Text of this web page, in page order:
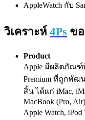
AppleWatch กับ
วิเคราะห์ 4Ps ข
Product
Apple มีผลิตภัณ
Premium ที่ถูกพั
สิ้น ได้แก่ iMac,
MacBook (Pro,
Apple Watch,